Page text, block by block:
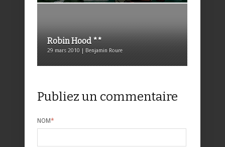
Robin Hood **
29 mars 2010 | Benjamin Roure
Publiez un commentaire
NOM*